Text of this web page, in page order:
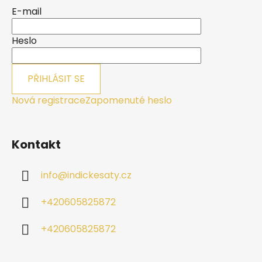
E-mail
Heslo
PŘIHLÁSIT SE
Nová registraceZapomenuté heslo
Kontakt
info@indickesaty.cz
+420605825872
+420605825872